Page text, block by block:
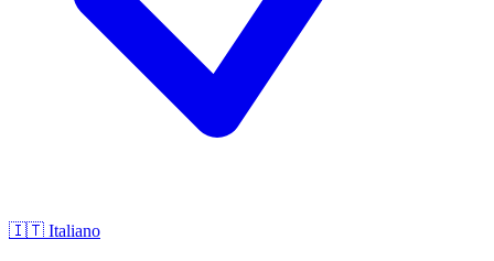
🇮🇹 Italiano